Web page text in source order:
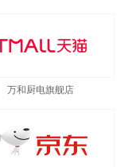
万和厨电旗舰店